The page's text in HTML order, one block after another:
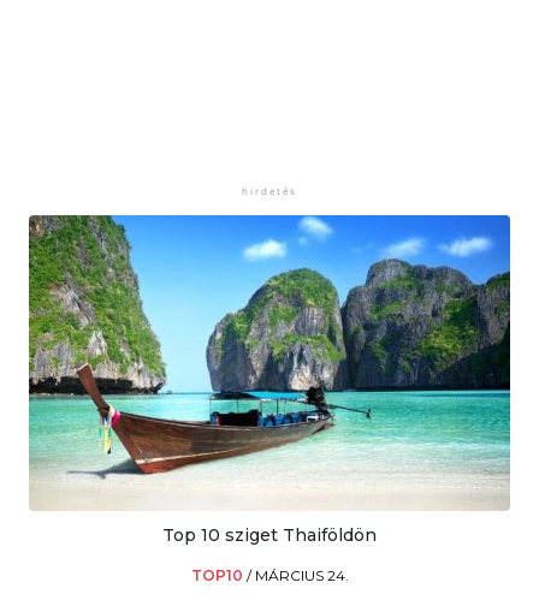
Top 10 sziget Thaiföldön
TOP10 / MÁRCIUS 24.